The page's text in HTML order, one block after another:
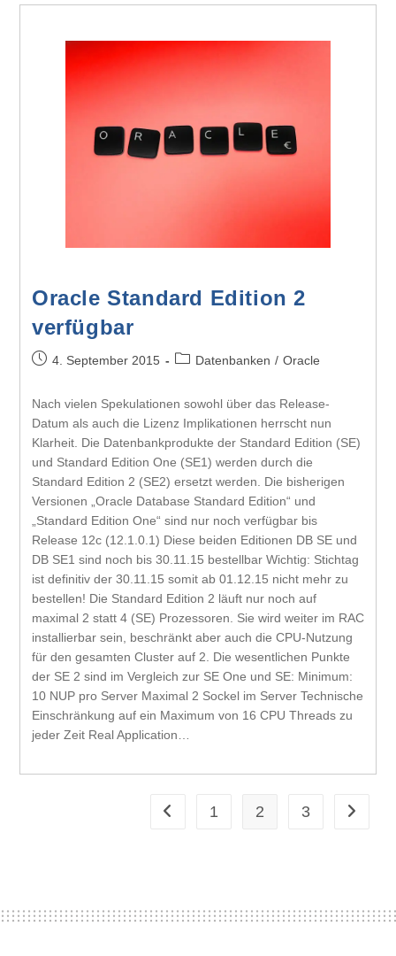
Oracle Standard Edition 2
verfügbar
4. September 2015 Datenbanken / Oracle
Nach vielen Spekulationen sowohl über das Release-
Datum als auch die Lizenz Implikationen herrscht nun
Klarheit. Die Datenbankprodukte der Standard Edition (SE)
und Standard Edition One (SE1) werden durch die
Standard Edition 2 (SE2) ersetzt werden. Die bisherigen
Versionen „Oracle Database Standard Edition“ und
„Standard Edition One“ sind nur noch verfügbar bis
Release 12c (12.1.0.1) Diese beiden Editionen DB SE und
DB SE1 sind noch bis 30.11.15 bestellbar Wichtig: Stichtag
ist definitiv der 30.11.15 somit ab 01.12.15 nicht mehr zu
bestellen! Die Standard Edition 2 läuft nur noch auf
maximal 2 statt 4 (SE) Prozessoren. Sie wird weiter im RAC
installierbar sein, beschränkt aber auch die CPU-Nutzung
für den gesamten Cluster auf 2. Die wesentlichen Punkte
der SE 2 sind im Vergleich zur SE One und SE: Minimum:
10 NUP pro Server Maximal 2 Sockel im Server Technische
Einschränkung auf ein Maximum von 16 CPU Threads zu
jeder Zeit Real Application…
1 2 3